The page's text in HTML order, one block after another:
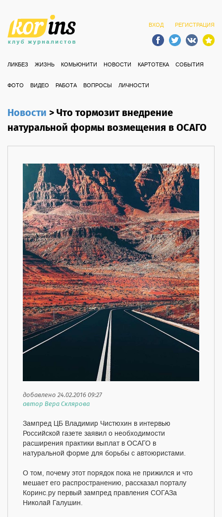
ВХОД РЕГИСТРАЦИЯ
ЛИКБЕЗ ЖИЗНЬ КОМЬЮНИТИ НОВОСТИ КАРТОТЕКА СОБЫТИЯ
ФОТО ВИДЕО РАБОТА ВОПРОСЫ ЛИЧНОСТИ
Новости>Что тормозит внедрение
натуральной формы возмещения в ОСАГО
добавлено 24.02.2016 09:27
автор Вера Склярова
Зампред ЦБ Владимир Чистюхин в интервью
Российской газете заявил о необходимости
расширения практики выплат в ОСАГО в
натуральной форме для борьбы с автоюристами.
О том, почему этот порядок пока не прижился и что
мешает его распространению, рассказал порталу
Коринс.ру первый зампред правления СОГАЗа
Николай Галушин.